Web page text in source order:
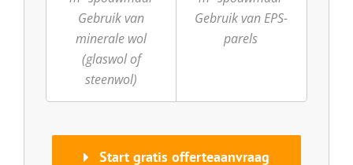
Gebruik van
minerale wol
(glaswol of
steenwol)
Gebruik van EPS-
parels
Start gratis offerteaanvraag